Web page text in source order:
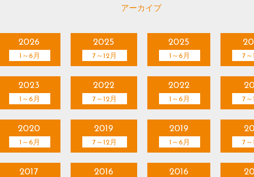
アーカイブ
2026
1～6月
2025
7～12月
2025
1～6月 7～
2023
1～6月
2022
7～12月
2022
1～6月 7～
2020
1～6月
2019
7～12月
2019
1～6月 7～
2017 2016 2016